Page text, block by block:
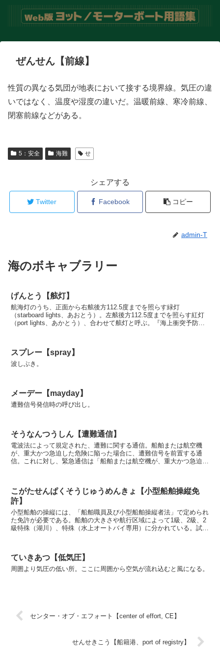
ぜんせん【前線】
性質の異なる気団が地表において接する境界線。気圧の違
いではなく、温度や湿度の違いだ。温暖前線、寒冷前線、
閉塞前線などがある。
5：安全 海難 せ
シェアする
Twitter Facebook コピー
admin-T
海のボキャブラリー
げんとう【舷灯】
航海灯のうち、正面から右舷後方112.5度までを照らす緑灯
（starboard lights、あおとう）。左舷後方112.5度までを照らす紅灯
（port lights、あかとう）、合わせて舷灯と呼ぶ。『海上衝突予防
スプレー【spray】
波しぶき。
メーデー【mayday】
遭難信号発信時の呼び出し。
そうなんつうしん【遭難通信】
電波法によって規定された、遭難に関する通信。船舶または航空機
が、重大かつ急迫した危険に陥った場合に、遭難信号を前置する通
信。これに対し、緊急通信は「船舶または航空機が、重大かつ急迫し
こがたせんぱくそうじゅうめんきょ【小型船舶操縦免
許】
小型船舶の操縦には、「船舶職員及び小型船舶操縦者法」で定められ
た免許が必要である。船舶の大きさや航行区域によって1級、2級、2
級特殊（湖川）、特殊（水上オートバイ専用）に分かれている。試験
ていきあつ【低気圧】
周囲より気圧の低い所。ここに周囲から空気が流れ込むと風になる。
センター・オブ・エフォート【center of effort, CE】
せんせきこう【船籍港、port of registry】